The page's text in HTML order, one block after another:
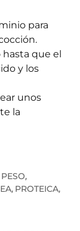
para
hasta que el
y los
unos
la
,
, PROTEICA,